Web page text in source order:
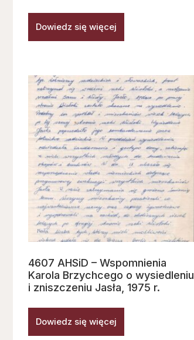
Dowiedz się więcej
4607 AHSiD – Wspomnienia
Karola Brzychcego o wysiedleniu
i zniszczeniu Jasła, 1975 r.
Dowiedz się więcej